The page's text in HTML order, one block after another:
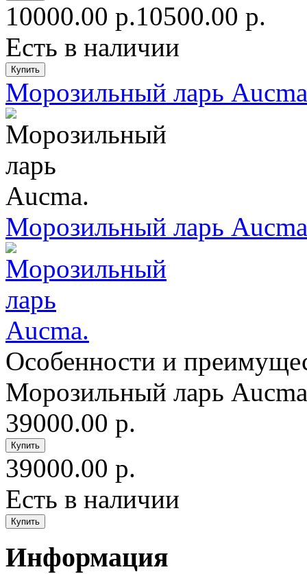
10000.00 р.10500.00 р.
Есть в наличии
Морозильный ларь
Морозильный ларь
Особенности и
Морозильный ларь
39000.00 р.
39000.00 р.
Есть в наличии
Информация